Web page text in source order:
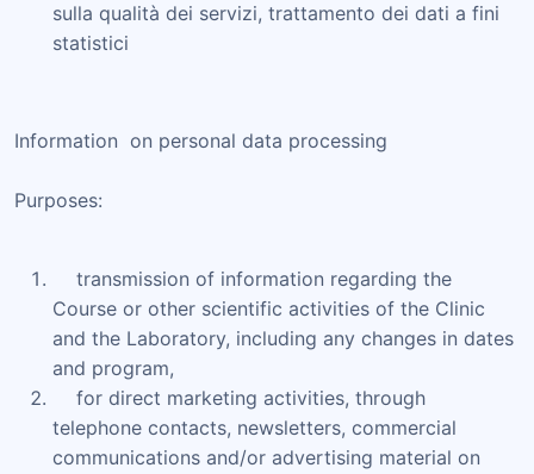
sulla qualità dei servizi, trattamento dei dati a fini
statistici
Information on personal data processing
Purposes:
transmission of information regarding the
Course or other scientific activities of the Clinic
and the Laboratory, including any changes in dates
and program,
for direct marketing activities, through
telephone contacts, newsletters, commercial
communications and/or advertising material on